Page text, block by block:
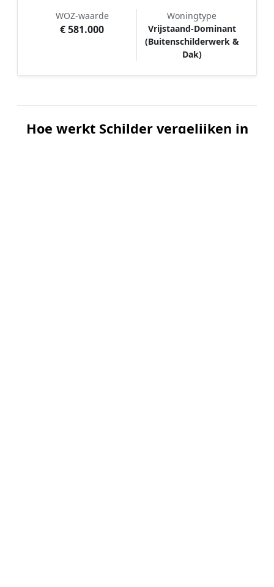
WOZ-waarde
€ 581.000
Woningtype
Vrijstaand-Dominant
(Buitenschilderwerk &
Dak)
Hoe werkt Schilder vergelijken in